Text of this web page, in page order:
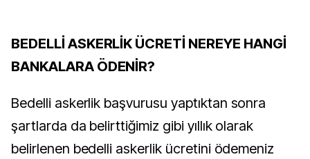
BEDELLİ ASKERLİK ÜCRETİ NEREYE HANGİ
BANKALARA ÖDENİR?
Bedelli askerlik başvurusu yaptıktan sonra
şartlarda da belirttiğimiz gibi yıllık olarak
belirlenen bedelli askerlik ücretini ödemeniz